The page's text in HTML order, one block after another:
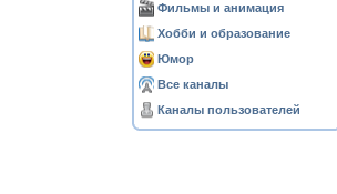
Фильмы и анимация
Хобби и образование
Юмор
Все каналы
Каналы пользователей